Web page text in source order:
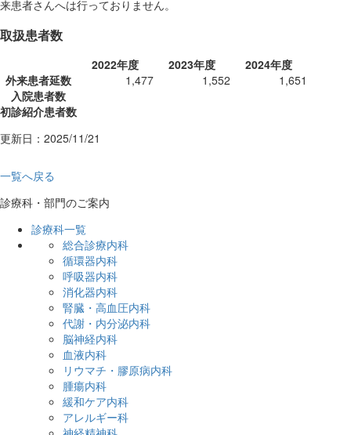
来患者さんへは行っておりません。
取扱患者数
2022年度 2023年度
2024年度
外来患者延数
1,477 1,552
1,651
入院患者数
初診紹介患者数
更新日：2025/11/21
一覧へ戻る
診療科・部門のご案内
診療科一覧
総合診療内科
循環器内科
呼吸器内科
消化器内科
腎臓・高血圧内科
代謝・内分泌内科
脳神経内科
血液内科
リウマチ・膠原病内科
腫瘍内科
緩和ケア内科
アレルギー科